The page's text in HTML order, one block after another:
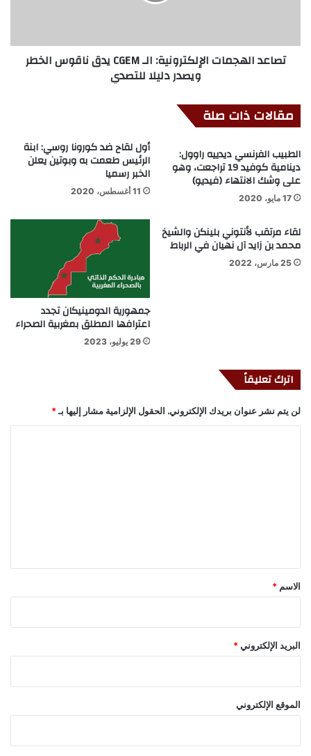
تصاعد الهجمات الإلكترونية: الـ CGEM يدق ناقوس الخطر
ويصدر دليلا للتصدي
مقالات ذات صلة
الطبيب الفرنسي ديدييه راوول:
دينامية كوفيد 19 تراجعت، وهو
على وشك الانتهاء (فيديو)
17 مايو، 2020
أول لقاح ضد كورونا روسي: ابنة
الرئيس طعمت به وبوتين يعلن
الخبر رسميا
11 أغسطس، 2020
لقاء مرتقب لأنتوني بلينكن والشيخ
محمد بن زايد آل نهيان في الرباط
25 مارس، 2022
جمهورية الدومينيكان تجدد
اعترافها المطلق بمغربية الصحراء
29 يوليو، 2023
اترك تعليقاً
لن يتم نشر عنوان بريدك الإلكتروني. الحقول الإلزامية مشار إليها بـ*
*
الاسم *
البريد الإلكتروني *
الموقع الإلكتروني